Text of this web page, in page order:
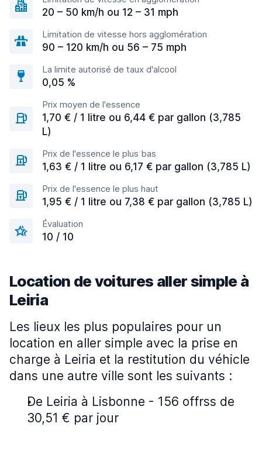
20 – 50 km/h ou 12 – 31 mph
Limitation de vitesse hors agglomération
90 – 120 km/h ou 56 – 75 mph
La limite autorisé de taux d'alcool
0,05 %
Prix moyen de l'essence
1,70 € / 1 litre ou 6,44 € par gallon (3,785
L)
Prix de l'essence le plus bas
1,63 € / 1 litre ou 6,17 € par gallon (3,785 L)
Prix de l'essence le plus haut
1,95 € / 1 litre ou 7,38 € par gallon (3,785 L)
Évaluation
10 / 10
Location de voitures aller simple à
Leiria
Les lieux les plus populaires pour un
location en aller simple avec la prise en
charge à Leiria et la restitution du véhicle
dans une autre ville sont les suivants :
De Leiria à Lisbonne - 156 offrss de
30,51 € par jour